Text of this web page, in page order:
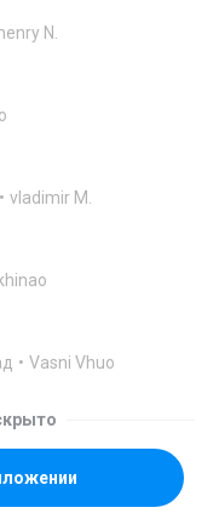
henry N.
vladimir M.
khinao
Vasni Vhuo